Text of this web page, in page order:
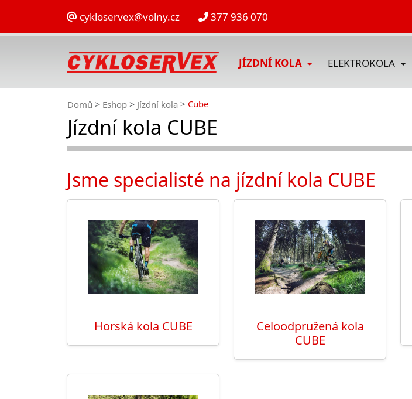
cykloservex@volny.cz 377 936 070
JÍZDNÍ KOLA ELEKTROKOLA
Domů Eshop Jízdní kola Cube
Jízdní kola CUBE
Jsme specialisté na jízdní kola CUBE
Horská kola CUBE
Celoodpružená kola
CUBE